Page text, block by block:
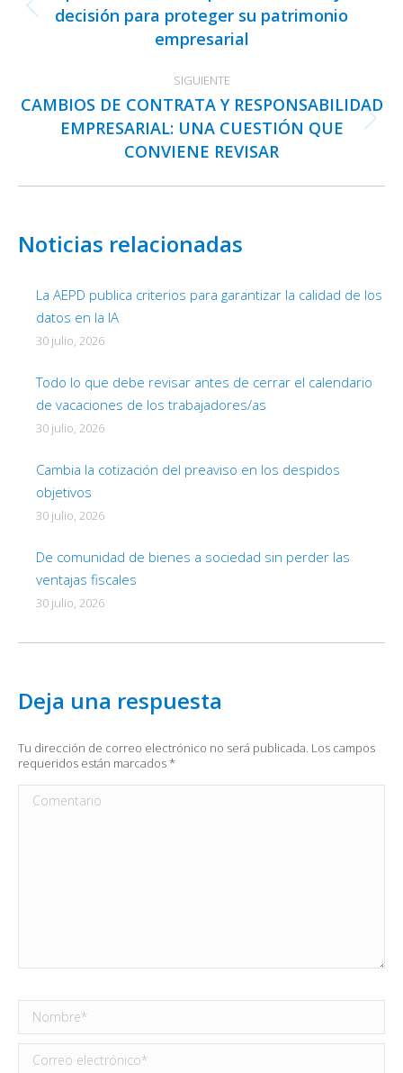
publicaciones
Publicación
anterior:
decisión para proteger su patrimonio
empresarial
SIGUIENTE
Publicación
siguiente:
CAMBIOS DE CONTRATA Y RESPONSABILIDAD
EMPRESARIAL: UNA CUESTIÓN QUE
CONVIENE REVISAR
Noticias relacionadas
La AEPD publica criterios para garantizar la calidad de los
datos en la IA
30 julio, 2026
Todo lo que debe revisar antes de cerrar el calendario
de vacaciones de los trabajadores/as
30 julio, 2026
Cambia la cotización del preaviso en los despidos
objetivos
30 julio, 2026
De comunidad de bienes a sociedad sin perder las
ventajas fiscales
30 julio, 2026
Deja una respuesta
Tu dirección de correo electrónico no será publicada. Los campos
requeridos están marcados*
Comentario
Nombre *
Correo electrónico *